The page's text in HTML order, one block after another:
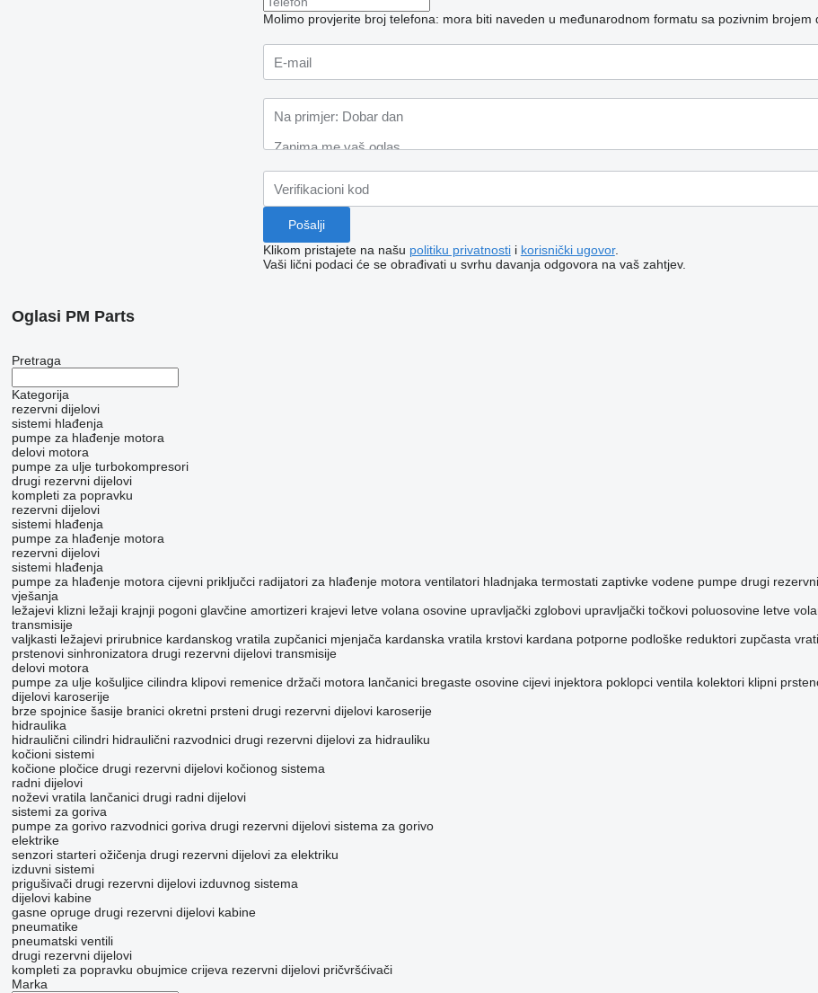
Molimo provjerite broj telefona: mora biti naveden u međunarodnom formatu sa pozivnim brojem
Klikom pristajete na našu politiku privatnostii korisnički ugovor.
Vaši lični podaci će se obrađivati ​​u svrhu davanja odgovora na vaš zahtjev.
Oglasi PM Parts
Pretraga
Kategorija
rezervni dijelovi
sistemi hlađenja
pumpe za hlađenje motora
delovi motora
pumpe za ulje turbokompresori
drugi rezervni dijelovi
kompleti za popravku
rezervni dijelovi
sistemi hlađenja
pumpe za hlađenje motora
rezervni dijelovi
sistemi hlađenja
pumpe za hlađenje motora cijevni priključci radijatori za hlađenje motora ventilatori hladnjaka termostati zaptivke vodene pumpe drugi
vješanja
ležajevi klizni ležaji krajnji pogoni glavčine amortizeri krajevi letve volana osovine upravljački zglobovi upravljački točkovi poluosovine letve
transmisije
valjkasti ležajevi prirubnice kardanskog vratila zupčanici mjenjača kardanska vratila krstovi kardana potporne podloške reduktori zupčasta
prstenovi sinhronizatora drugi rezervni dijelovi transmisije
delovi motora
pumpe za ulje košuljice cilindra klipovi remenice držači motora lančanici bregaste osovine cijevi injektora poklopci ventila kolektori klipni
dijelovi karoserije
brze spojnice šasije branici okretni prsteni drugi rezervni dijelovi karoserije
hidraulika
hidraulični cilindri hidraulični razvodnici drugi rezervni dijelovi za hidrauliku
kočioni sistemi
kočione pločice drugi rezervni dijelovi kočionog sistema
radni dijelovi
noževi vratila lančanici drugi radni dijelovi
sistemi za goriva
pumpe za gorivo razvodnici goriva drugi rezervni dijelovi sistema za gorivo
elektrike
senzori starteri ožičenja drugi rezervni dijelovi za elektriku
izduvni sistemi
prigušivači drugi rezervni dijelovi izduvnog sistema
dijelovi kabine
gasne opruge drugi rezervni dijelovi kabine
pneumatikе
pneumatski ventili
drugi rezervni dijelovi
kompleti za popravku obujmice crijeva rezervni dijelovi pričvršćivači
Marka